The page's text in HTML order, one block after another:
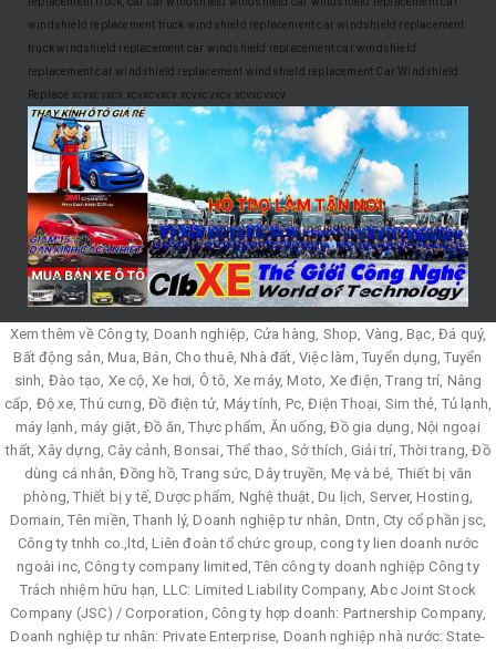
windshield replacement truck windshield replacement car windshield replacement
truck windshield replacement car windshield replacement car windshield
replacement car windshield replacement windshield replacement Car Windshield
Replace xcvxcvxcv xcvxcvxcv xcvxcvxcv xcvxcvxcv
Xem thêm về Công ty, Doanh nghiệp, Cửa hàng, Shop, Vàng, Bạc, Đá quý,
Bất động sản, Mua, Bán, Cho thuê, Nhà đất, Việc làm, Tuyển dụng, Tuyển
sinh, Đào tạo, Xe cộ, Xe hơi, Ô tô, Xe máy, Moto, Xe điện, Trang trí, Nâng
cấp, Độ xe, Thú cưng, Đồ điện tử, Máy tính, Pc, Điện Thoại, Sim thẻ, Tủ lạnh,
máy lạnh, máy giặt, Đồ ăn, Thực phẩm, Ăn uống, Đồ gia dụng, Nội ngoại
thất, Xây dựng, Cây cảnh, Bonsai, Thể thao, Sở thích, Giải trí, Thời trang, Đồ
dùng cá nhân, Đồng hồ, Trang sức, Dây truyền, Mẹ và bé, Thiết bị văn
phòng, Thiết bị y tế, Dược phẩm, Nghệ thuật, Du lịch, Server, Hosting,
Domain, Tên miền, Thanh lý, Doanh nghiệp tư nhân, Dntn, Cty cổ phần jsc,
Công ty tnhh co.,ltd, Liên đoàn tổ chức group, cong ty lien doanh nước
ngoài inc, Công ty company limited, Tên công ty doanh nghiệp Công ty
Trách nhiệm hữu hạn, LLC: Limited Liability Company, Abc Joint Stock
Company (JSC) / Corporation, Công ty hợp doanh: Partnership Company,
Doanh nghiệp tư nhân: Private Enterprise, Doanh nghiệp nhà nước: State-